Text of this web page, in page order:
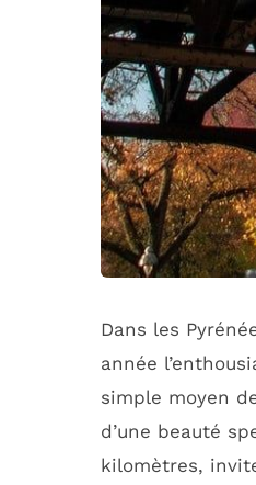
Dans les
année
simple moyen
d’une beauté
kilomètres,